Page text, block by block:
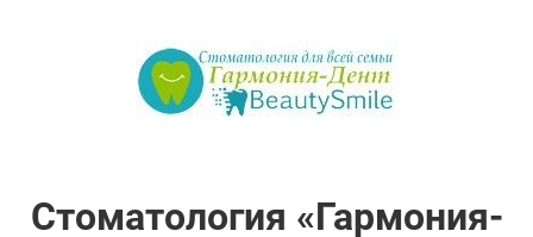
Стоматология «Гармония-